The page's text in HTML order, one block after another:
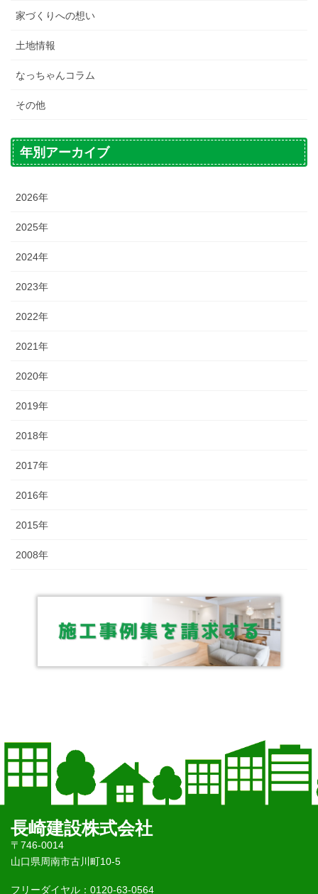
家づくりへの想い
土地情報
なっちゃんコラム
その他
年別アーカイブ
2026年
2025年
2024年
2023年
2022年
2021年
2020年
2019年
2018年
2017年
2016年
2015年
2008年
長崎建設株式会社
〒746-0014
山口県周南市古川町10-5
フリーダイヤル：0120-63-0564